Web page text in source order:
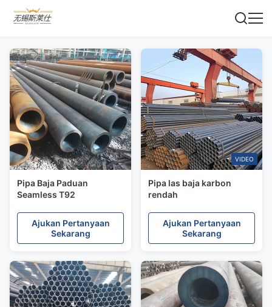
Pipa Baja Paduan
Seamless T92
Ajukan Pertanyaan
Sekarang
VIDEO
Pipa las baja karbon
rendah
Ajukan Pertanyaan
Sekarang